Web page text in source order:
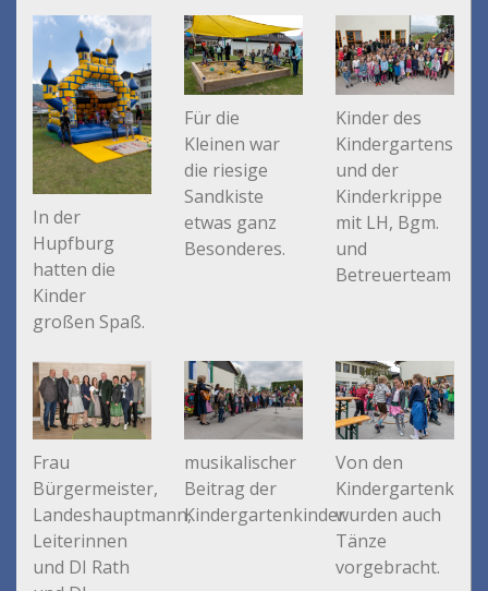
In der
Hupfburg
hatten die
Kinder
großen Spaß.
Für die
Kleinen war
die riesige
Sandkiste
etwas ganz
Besonderes.
Kinder des
Kindergartens
und der
Kinderkrippe
mit LH, Bgm.
und
Betreuerteam
Frau
Bürgermeister,
Landeshauptmann,
Leiterinnen
und DI Rath
musikalischer
Beitrag der
Kindergartenkinder
Von den
wurden auch
Tänze
vorgebracht.